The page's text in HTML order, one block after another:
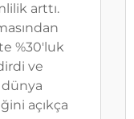
arttı.
%30'luk
ve
açıkça